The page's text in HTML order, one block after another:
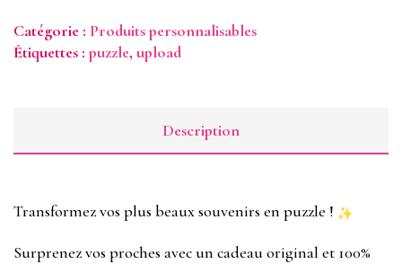
Catégorie : Produits personnalisables
Étiquettes :puzzle, upload
Description
Transformez vos plus beaux souvenirs en puzzle !
Surprenez vos proches avec un cadeau original et 100%